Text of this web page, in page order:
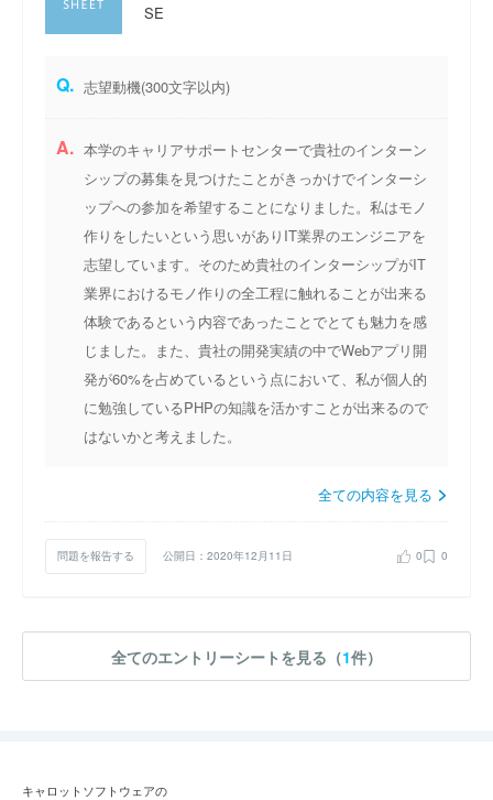
SE
Q. 志望動機(300文字以内)
A. 本学のキャリアサポートセンターで貴社のインターン
シップの募集を見つけたことがきっかけでインターシ
ップへの参加を希望することになりました。私はモノ
作りをしたいという思いがありIT業界のエンジニアを
志望しています。そのため貴社のインターシップがIT
業界におけるモノ作りの全工程に触れることが出来る
体験であるという内容であったことでとても魅力を感
じました。また、貴社の開発実績の中でWebアプリ開
発が60%を占めているという点において、私が個人的
に勉強しているPHPの知識を活かすことが出来るので
はないかと考えました。
全ての内容を見る
問題を報告する 公開日：2020年12月11日 0 0
全てのエントリーシートを見る（1件）
キャロットソフトウェアの